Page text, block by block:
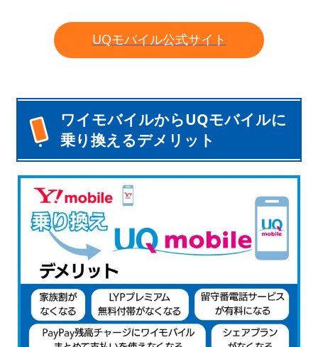
UQモバイル公式サイト
ワイモバイルからUQモバイルに
乗り換えるデメリット